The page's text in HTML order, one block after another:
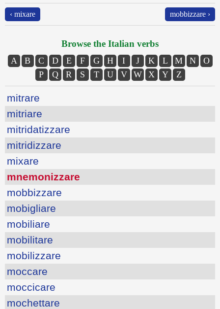
‹ mixare mobbizzare ›
Browse the Italian verbs
A B C D E F G H I J K L M N
O
P
Q R S T U V W X Y Z
mitrare
mitriare
mitridatizzare
mitridizzare
mixare
mnemonizzare
mobbizzare
mobigliare
mobiliare
mobilitare
mobilizzare
moccare
moccicare
mochettare